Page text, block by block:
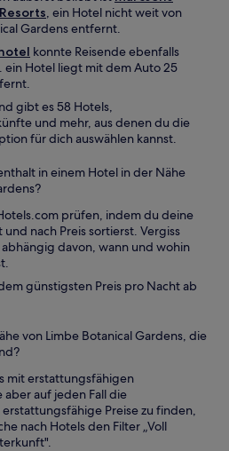
, ein Hotel nicht weit von
Gardens entfernt.
konnte Reisende ebenfalls
ein Hotel liegt mit dem Auto 25
gibt es 58 Hotels,
und mehr, aus denen du die
für dich auswählen kannst.
in einem Hotel in der Nähe
prüfen, indem du deine
nach Preis sortierst. Vergiss
davon, wann und wohin
günstigsten Preis pro Nacht ab
von Limbe Botanical Gardens, die
mit erstattungsfähigen
auf jeden Fall die
Preise zu finden,
nach Hotels den Filter „Voll